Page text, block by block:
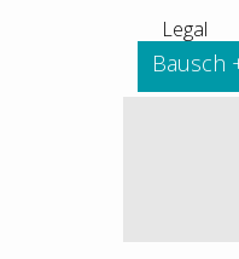
Legal
Bausch